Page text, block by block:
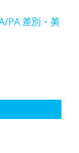
PA 差別、美